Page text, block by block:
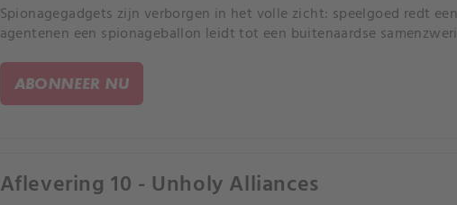
Spionagegadgets zijn verborgen in het volle zicht: speelgoed redt
agentenen een spionageballon leidt tot een buitenaardse
ABONNEER NU
Aflevering 10 - Unholy Alliances